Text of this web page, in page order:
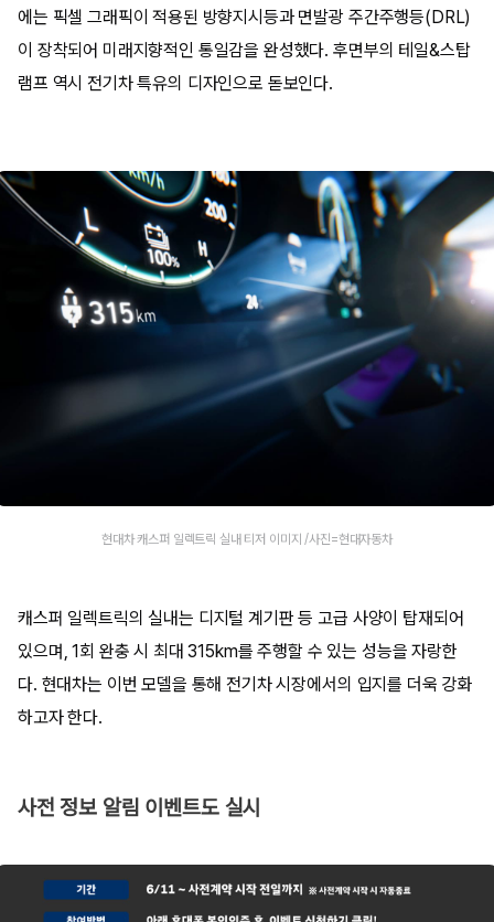
에는 픽셀 그래픽이 적용된 방향지시등과 면발광 주간주행등(DRL)
이 장착되어 미래지향적인 통일감을 완성했다. 후면부의 테일&스탑
램프 역시 전기차 특유의 디자인으로 돋보인다.
현대차 캐스퍼 일렉트릭 실내 티저 이미지 /사진=현대자동차
캐스퍼 일렉트릭의 실내는 디지털 계기판 등 고급 사양이 탑재되어
있으며, 1회 완충 시 최대 315km를 주행할 수 있는 성능을 자랑한
다. 현대차는 이번 모델을 통해 전기차 시장에서의 입지를 더욱 강화
하고자 한다.
사전 정보 알림 이벤트도 실시